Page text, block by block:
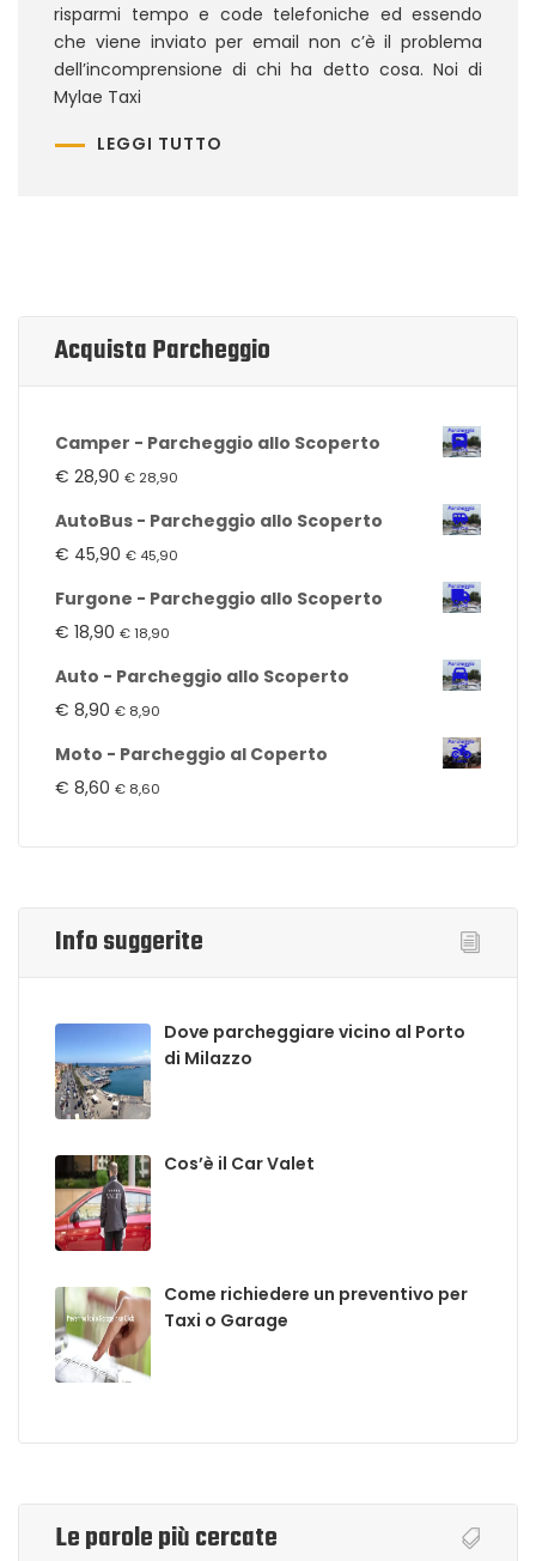
risparmi tempo e code telefoniche ed essendo
che viene inviato per email non c’è il problema
dell’incomprensione di chi ha detto cosa. Noi di
Mylae Taxi
LEGGI TUTTO
Acquista Parcheggio
Camper - Parcheggio allo Scoperto
€ 28,90 € 28,90
AutoBus - Parcheggio allo Scoperto
€ 45,90 € 45,90
Furgone - Parcheggio allo Scoperto
€ 18,90 €18,90
Auto - Parcheggio allo Scoperto
€ 8,90 € 8,90
Moto - Parcheggio al Coperto
€ 8,60 € 8,60
Info suggerite
Dove parcheggiare vicino al Porto
di Milazzo
Cos’è il Car Valet
Come richiedere un preventivo per
Taxi o Garage
Le parole più cercate